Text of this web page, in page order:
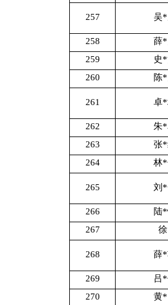
257 吴
258
薛
259
史
260
陈
261 卓
262
朱
263
张
264
林
265 刘
266
陆
267
268 薛
269
吕
270
黄